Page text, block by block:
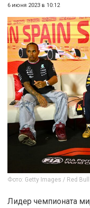
6 июня 2023 в 10:12
Фото: Getty Images / Red Bull
Лидер чемпионата